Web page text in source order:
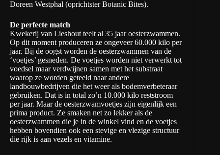
Doreen Westphal (oprichtster Botanic Bites).
De perfecte match
Kwekerij van Lieshout teelt al 35 jaar oesterzwammen.
Op dit moment produceren ze ongeveer 60.000 kilo per
jaar. Bij de oogst worden de oesterzwammen van de
‘voetjes’ gesneden. De voetjes worden niet verwerkt tot
voedsel maar verdwijnen samen met het substraat
waarop ze worden geteeld naar andere
landbouwbedrijven die het weer als bodemverbeteraar
gebruiken. Dat is in total zo’n 10.000 kilo reststroom
per jaar. Maar de oesterzwamvoetjes zijn eigenlijk een
prima product. Ze smaken net zo lekker als de
oesterzwammen die je in de winkel vind en de voetjes
hebben bovendien ook een stevige en vlezige structuur
die rijk is aan vezels en vitamine.